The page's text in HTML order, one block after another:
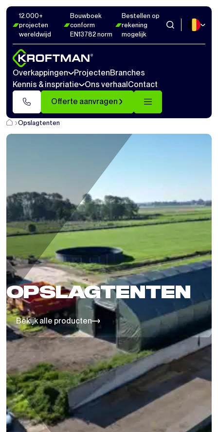
12.000+
projecten
wereldwijd
Bouwboek
conform
EN13782 norm
Bestellen op
rekening
mogelijk
Overkappingen ProjectenBranches
Kennis & inspriatie
Ons verhaalContact
Offerte aanvragen
Opslagtenten
OPSLAGTENTEN
Bekijk alle producten